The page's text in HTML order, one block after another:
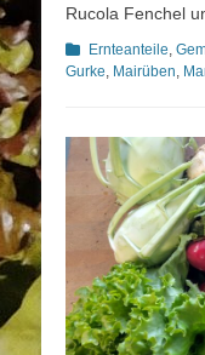
Rucola Fenchel
Kategorien
Ernteanteile,
Gurke, Mairüben,